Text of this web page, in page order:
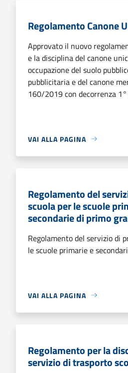
Regolamento Canone
Approvato il nuovo
e la disciplina del canone
occupazione del suolo
pubblicitaria e del canone
160/2019 con decorrenza
VAI ALLA PAGINA
Regolamento del
scuola per le scuole
secondarie di primo
Regolamento del servizio di
le scuole primarie e
VAI ALLA PAGINA
Regolamento per la
servizio di trasporto